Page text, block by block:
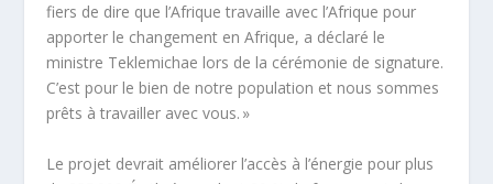
fiers de dire que l’Afrique travaille avec l’Afrique pour
apporter le changement en Afrique, a déclaré le
ministre Teklemichae lors de la cérémonie de signature.
C’est pour le bien de notre population et nous sommes
prêts à travailler avec vous. »
Le projet devrait améliorer l’accès à l’énergie pour plus